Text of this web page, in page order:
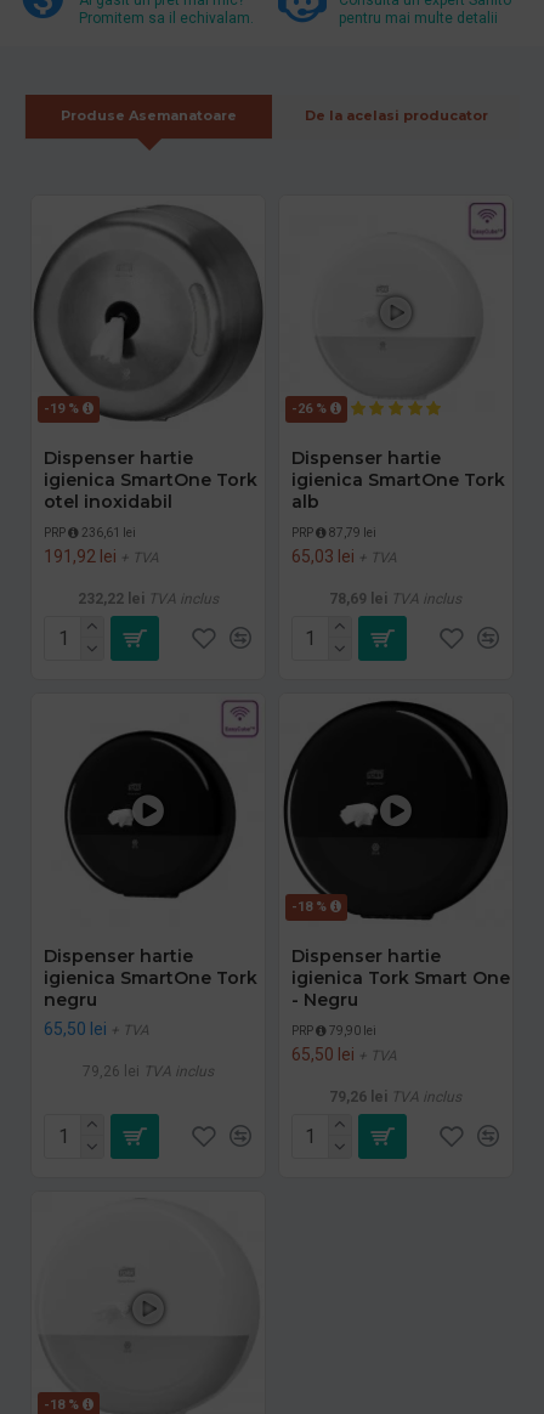
Promitem sa il echivalam.
pentru mai multe detalii
Produse Asemanatoare De la acelasi producator
-19 %
Dispenser hartie
igienica SmartOne Tork
otel inoxidabil
PRP 236,61 lei
191,92 lei + TVA
232,22 lei TVA inclus
-26 %
Dispenser hartie
igienica SmartOne Tork
alb
PRP 87,79 lei
65,03 lei + TVA
78,69 lei TVA inclus
Dispenser hartie
igienica SmartOne Tork
negru
65,50 lei + TVA
79,26 lei TVA inclus
-18 %
Dispenser hartie
igienica Tork Smart One
- Negru
PRP 79,90 lei
65,50 lei + TVA
79,26 lei TVA inclus
-18 %